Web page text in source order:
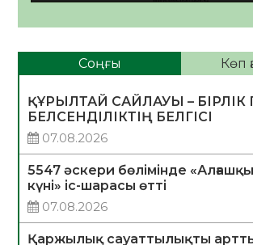
Соңғы Көп
ҚҰРЫЛТАЙ САЙЛАУЫ – БІРЛІК
БЕЛСЕНДІЛІКТІҢ БЕЛГІСІ
07.08.2026
5547 әскери бөлімінде
күні» іс-шарасы өтті
07.08.2026
Қаржылық сауаттылықты